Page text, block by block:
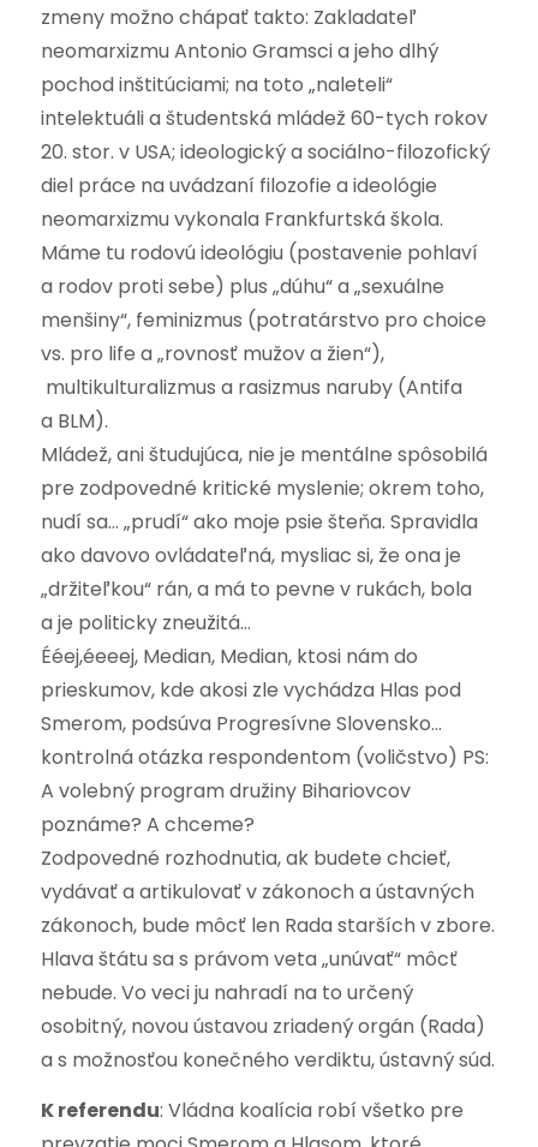
zmeny možno chápať takto: Zakladateľ
neomarxizmu Antonio Gramsci a jeho dlhý
pochod inštitúciami; na toto „naleteli“
intelektuáli a študentská mládež 60-tych rokov
20. stor. v USA; ideologický a sociálno-filozofický
diel práce na uvádzaní filozofie a ideológie
neomarxizmu vykonala Frankfurtská škola.
Máme tu rodovú ideológiu (postavenie pohlaví
a rodov proti sebe) plus „dúhu“ a „sexuálne
menšiny“, feminizmus (potratárstvo pro choice
vs. pro life a „rovnosť mužov a žien“),
multikulturalizmus a rasizmus naruby (Antifa
a BLM).
Mládež, ani študujúca, nie je mentálne spôsobilá
pre zodpovedné kritické myslenie; okrem toho,
nudí sa… „prudí“ ako moje psie šteňa. Spravidla
ako davovo ovládateľná, mysliac si, že ona je
„držiteľkou“ rán, a má to pevne v rukách, bola
a je politicky zneužitá…
Ééej,éeeej, Median, Median, ktosi nám do
prieskumov, kde akosi zle vychádza Hlas pod
Smerom, podsúva Progresívne Slovensko…
kontrolná otázka respondentom (voličstvo) PS:
A volebný program družiny Bihariovcov
poznáme? A chceme?
Zodpovedné rozhodnutia, ak budete chcieť,
vydávať a artikulovať v zákonoch a ústavných
zákonoch, bude môcť len Rada starších v zbore.
Hlava štátu sa s právom veta „unúvať“ môcť
nebude. Vo veci ju nahradí na to určený
osobitný, novou ústavou zriadený orgán (Rada)
a s možnosťou konečného verdiktu, ústavný súd.
K referendu: Vládna koalícia robí všetko pre